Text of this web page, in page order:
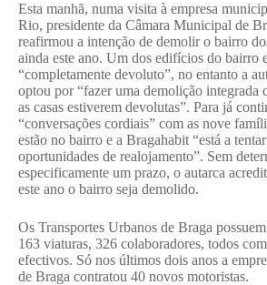
Esta manhã, numa visita à empresa
Rio, presidente da Câmara Municipal de
reafirmou a intenção de demolir o bairro
ainda este ano. Um dos edifícios do bairro
“completamente devoluto”, no entanto a
optou por “fazer uma demolição integrada
as casas estiverem devolutas”. Para já
“conversações cordiais” com as nove
estão no bairro e a Bragahabit “está a
oportunidades de realojamento”. Sem
especificamente um prazo, o autarca
este ano o bairro seja demolido.
Os Transportes Urbanos de Braga
163 viaturas, 326 colaboradores, todos
efectivos. Só nos últimos dois anos a
de Braga contratou 40 novos motoristas.